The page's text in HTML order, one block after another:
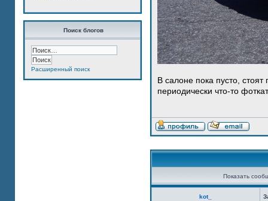
Поиск блогов
Расширенный поиск
В салоне пока пусто,
периодически что-то
Показать
kot_